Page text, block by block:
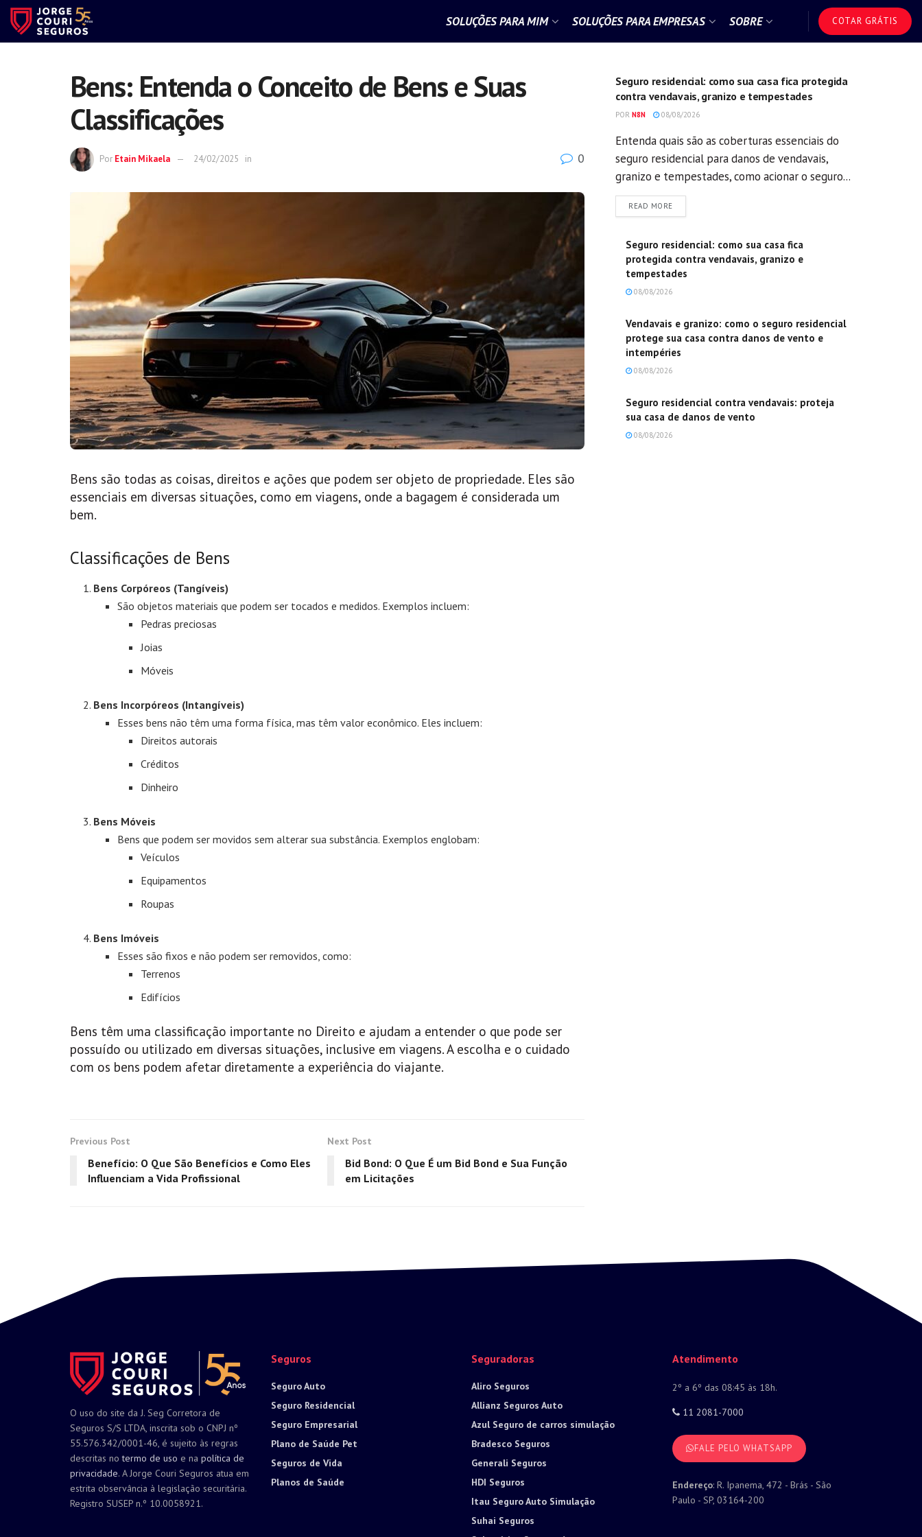
SOLUÇÕES PARA MIM SOLUÇÕES PARA EMPRESAS SOBRE COTAR GRÁTIS
Bens: Entenda o Conceito de Bens e Suas
Classificações
Por Etain Mikaela 24/02/2025 in 0
Bens são todas as coisas, direitos e ações que podem ser objeto de propriedade. Eles são
essenciais em diversas situações, como em viagens, onde a bagagem é considerada um
bem.
Classificações de Bens
Bens Corpóreos (Tangíveis)
São objetos materiais que podem ser tocados e medidos. Exemplos incluem:
Pedras preciosas
Joias
Móveis
Bens Incorpóreos (Intangíveis)
Esses bens não têm uma forma física, mas têm valor econômico. Eles incluem:
Direitos autorais
Créditos
Dinheiro
Bens Móveis
Bens que podem ser movidos sem alterar sua substância. Exemplos englobam:
Veículos
Equipamentos
Roupas
Bens Imóveis
Esses são fixos e não podem ser removidos, como:
Terrenos
Edifícios
Bens têm uma classificação importante no Direito e ajudam a entender o que pode ser
possuído ou utilizado em diversas situações, inclusive em viagens. A escolha e o cuidado
com os bens podem afetar diretamente a experiência do viajante.
Previous Post
Benefício: O Que São Benefícios e Como Eles
Influenciam a Vida Profissional
Next Post
Bid Bond: O Que É um Bid Bond e Sua Função
em Licitações
Seguro residencial: como sua casa fica protegida
contra vendavais, granizo e tempestades
POR N8N 08/08/2026
Entenda quais são as coberturas essenciais do
seguro residencial para danos de vendavais,
granizo e tempestades, como acionar o seguro...
READ MOREDETAILS
Seguro residencial: como sua casa fica
protegida contra vendavais, granizo e
tempestades
08/08/2026
Vendavais e granizo: como o seguro residencial
protege sua casa contra danos de vento e
intempéries
08/08/2026
Seguro residencial contra vendavais: proteja
sua casa de danos de vento
08/08/2026
O uso do site da J. Seg Corretora de
Seguros S/S LTDA, inscrita sob o CNPJ nº
55.576.342/0001-46, é sujeito às regras
descritas notermo de uso e na política de
privacidade. A Jorge Couri Seguros atua em
estrita observância à legislação securitária.
Registro SUSEP n.º 10.0058921.
Seguros
Seguro Auto
Seguro Residencial
Seguro Empresarial
Plano de Saúde Pet
Seguros de Vida
Planos de Saúde
Seguradoras
Aliro Seguros
Allianz Seguros Auto
Azul Seguro de carros simulação
Bradesco Seguros
Generali Seguros
HDI Seguros
Itau Seguro Auto Simulação
Suhai Seguros
Atendimento
2º a 6º das 08:45 às 18h.
11 2081-7000
FALE PELO WHATSAPP
Endereço: R. Ipanema, 472 - Brás - São
Paulo - SP, 03164-200